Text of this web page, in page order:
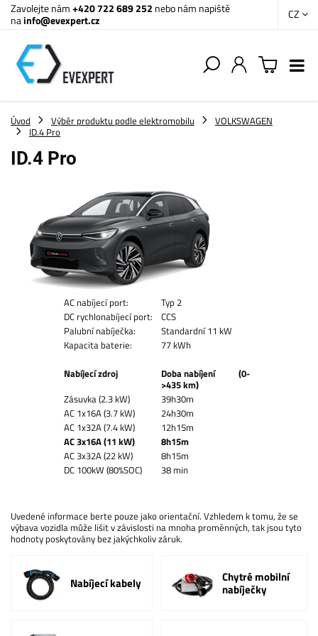
Zavolejte nám+420 722 689 252 nebo nám napiště
nainfo@evexpert.cz CZ
Úvod Výběr produktu podle elektromobilu
VOLKSWAGEN
ID.4 Pro
ID.4 Pro
AC nabíjecí port:
Typ 2
DC rychlonabíjecí port:
CCS
Palubní nabíječka:
Standardní 11 kW
Kapacita baterie:
77 kWh
Nabíjecí zdroj
Doba nabíjení (0-
>435 km)
Zásuvka (2.3 kW)
39h30m
AC 1x16A (3.7 kW)
24h30m
AC 1x32A (7.4 kW)
12h15m
AC 3x16A (11 kW)
8h15m
AC 3x32A (22 kW)
8h15m
DC 100kW (80%SOC)
38 min
Uvedené informace berte pouze jako orientační. Vzhledem k tomu, že se
výbava vozidla může lišit v závislosti na mnoha proměnných, tak jsou tyto
hodnoty poskytovány bez jakýchkoliv záruk.
Nabíjecí kabely Chytré mobilní
nabíječky